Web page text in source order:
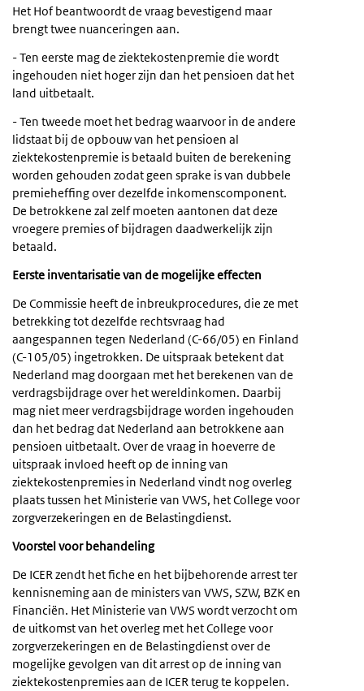
Het Hof beantwoordt de vraag bevestigend maar
brengt twee nuanceringen aan.
- Ten eerste mag de ziektekostenpremie die wordt
ingehouden niet hoger zijn dan het pensioen dat het
land uitbetaalt.
- Ten tweede moet het bedrag waarvoor in de andere
lidstaat bij de opbouw van het pensioen al
ziektekostenpremie is betaald buiten de berekening
worden gehouden zodat geen sprake is van dubbele
premieheffing over dezelfde inkomenscomponent.
De betrokkene zal zelf moeten aantonen dat deze
vroegere premies of bijdragen daadwerkelijk zijn
betaald.
Eerste inventarisatie van de mogelijke effecten
De Commissie heeft de inbreukprocedures, die ze met
betrekking tot dezelfde rechtsvraag had
aangespannen tegen Nederland (C-66/05) en Finland
(C-105/05) ingetrokken. De uitspraak betekent dat
Nederland mag doorgaan met het berekenen van de
verdragsbijdrage over het wereldinkomen. Daarbij
mag niet meer verdragsbijdrage worden ingehouden
dan het bedrag dat Nederland aan betrokkene aan
pensioen uitbetaalt. Over de vraag in hoeverre de
uitspraak invloed heeft op de inning van
ziektekostenpremies in Nederland vindt nog overleg
plaats tussen het Ministerie van VWS, het College voor
zorgverzekeringen en de Belastingdienst.
Voorstel voor behandeling
De ICER zendt het fiche en het bijbehorende arrest ter
kennisneming aan de ministers van VWS, SZW, BZK en
Financiën. Het Ministerie van VWS wordt verzocht om
de uitkomst van het overleg met het College voor
zorgverzekeringen en de Belastingdienst over de
mogelijke gevolgen van dit arrest op de inning van
ziektekostenpremies aan de ICER terug te koppelen.